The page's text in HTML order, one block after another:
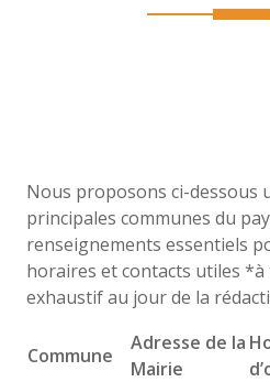
Nous proposons ci-dessous
principales communes du
renseignements essentiels
horaires et contacts utiles *à
exhaustif au jour de la
Commune
Adresse de la
Mairie